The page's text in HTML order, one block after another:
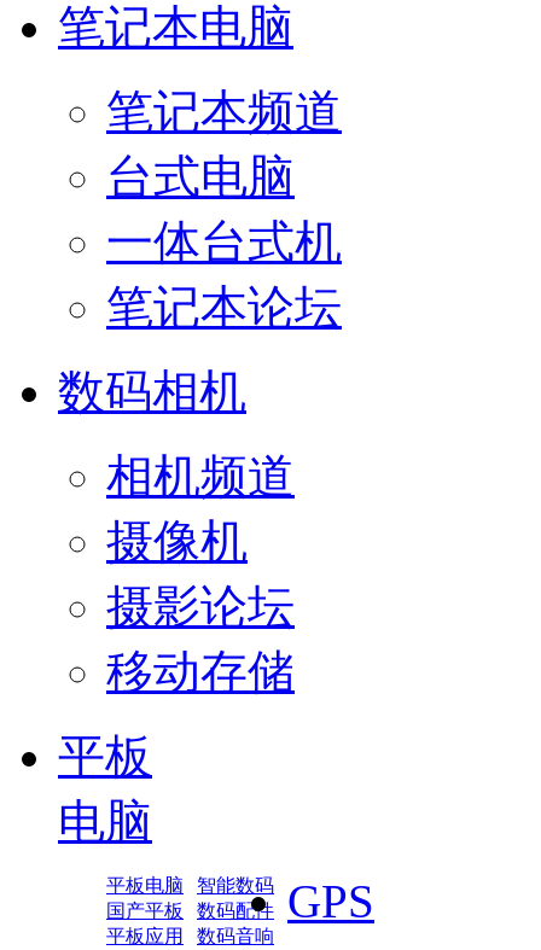
笔记本电脑
笔记本频道
台式电脑
一体台式机
笔记本论坛
数码相机
相机频道
摄像机
摄影论坛
移动存储
平板
电脑
平板电脑
智能数码
国产平板
数码配件
平板应用
数码音响
GPS